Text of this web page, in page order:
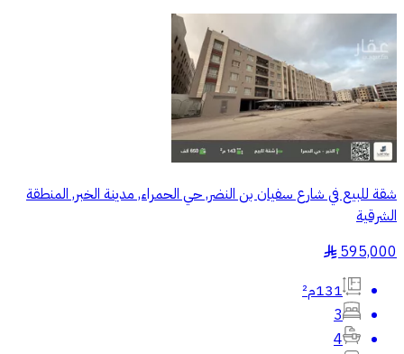
شقة للبيع في شارع سفيان بن النضر, حي الحمراء, مدينة الخبر, المنطقة
الشرقية
595,000
§
131م²
3
4